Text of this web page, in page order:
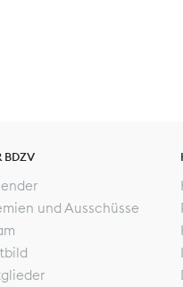
BDZV
und Ausschüsse